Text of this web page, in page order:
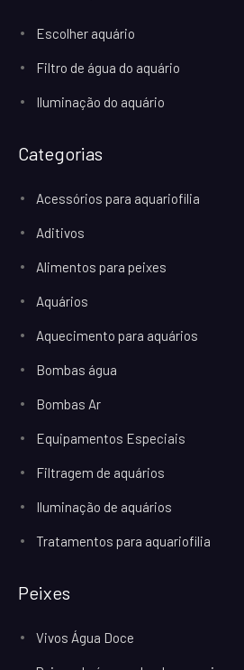
Escolher aquário
Filtro de água do aquário
Iluminação do aquário
Categorias
Acessórios para aquariofilia
Aditivos
Alimentos para peixes
Aquários
Aquecimento para aquários
Bombas água
Bombas Ar
Equipamentos Especiais
Filtragem de aquários
Iluminação de aquários
Tratamentos para aquariofilia
Peixes
Vivos Água Doce